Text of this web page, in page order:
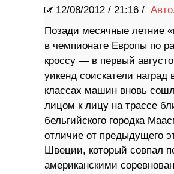
12/08/2012 / 21:16 / Авто
Позади месячные летние
в чемпионате Европы по
кроссу — в первый
уикенд соискатели наград
классах машин вновь
лицом к лицу на трассе
бельгийского городка
отличие от предыдущего
Швеции, который совпал
американскими